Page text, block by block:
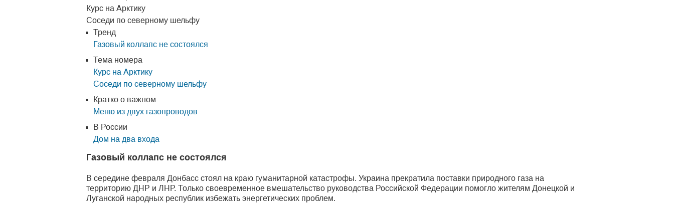
Курс на Арктику
Соседи по северному шельфу
Тренд
Газовый коллапс не состоялся
Тема номера
Курс на Арктику
Соседи по северному шельфу
Кратко о важном
Меню из двух газопроводов
В России
Дом на два входа
Газовый коллапс не состоялся
В середине февраля Донбасс стоял на краю гуманитарной катастрофы. Украина прекратила поставки природного газа на
территорию ДНР и ЛНР. Только своевременное вмешательство руководства Российской Федерации помогло жителям Донецкой и
Луганской народных республик избежать энергетических проблем.